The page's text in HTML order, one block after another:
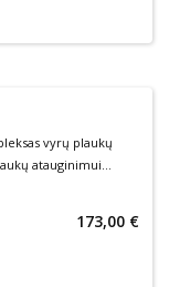
vyrų plaukų
atauginimui
TREATMENT HFSC
173,00 €